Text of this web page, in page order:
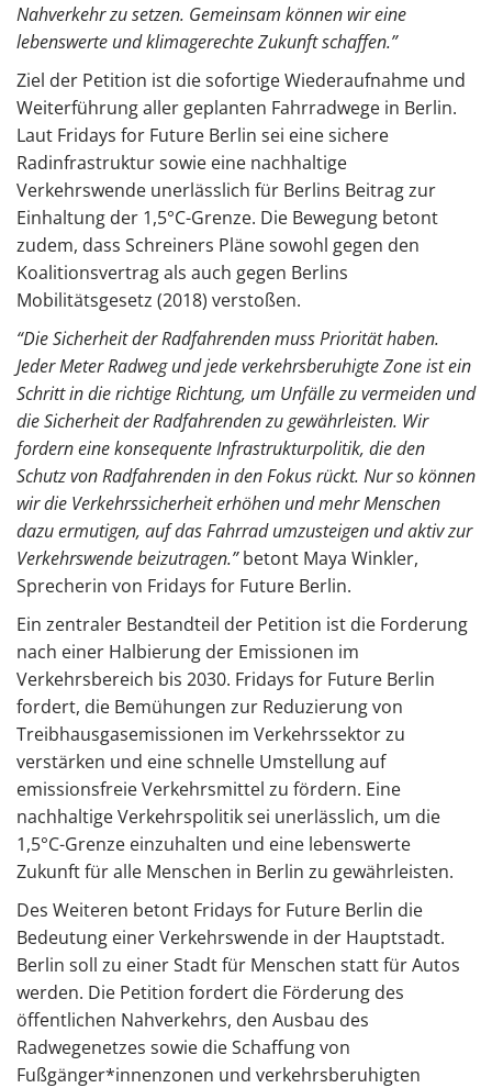
Nahverkehr zu setzen. Gemeinsam können wir eine
lebenswerte und klimagerechte Zukunft schaffen.”
Ziel der Petition ist die sofortige Wiederaufnahme und
Weiterführung aller geplanten Fahrradwege in Berlin.
Laut Fridays for Future Berlin sei eine sichere
Radinfrastruktur sowie eine nachhaltige
Verkehrswende unerlässlich für Berlins Beitrag zur
Einhaltung der 1,5°C-Grenze. Die Bewegung betont
zudem, dass Schreiners Pläne sowohl gegen den
Koalitionsvertrag als auch gegen Berlins
Mobilitätsgesetz (2018) verstoßen.
“Die Sicherheit der Radfahrenden muss Priorität haben.
Jeder Meter Radweg und jede verkehrsberuhigte Zone ist ein
Schritt in die richtige Richtung, um Unfälle zu vermeiden und
die Sicherheit der Radfahrenden zu gewährleisten. Wir
fordern eine konsequente Infrastrukturpolitik, die den
Schutz von Radfahrenden in den Fokus rückt. Nur so können
wir die Verkehrssicherheit erhöhen und mehr Menschen
dazu ermutigen, auf das Fahrrad umzusteigen und aktiv zur
Verkehrswende beizutragen.”betont Maya Winkler,
Sprecherin von Fridays for Future Berlin.
Ein zentraler Bestandteil der Petition ist die Forderung
nach einer Halbierung der Emissionen im
Verkehrsbereich bis 2030. Fridays for Future Berlin
fordert, die Bemühungen zur Reduzierung von
Treibhausgasemissionen im Verkehrssektor zu
verstärken und eine schnelle Umstellung auf
emissionsfreie Verkehrsmittel zu fördern. Eine
nachhaltige Verkehrspolitik sei unerlässlich, um die
1,5°C-Grenze einzuhalten und eine lebenswerte
Zukunft für alle Menschen in Berlin zu gewährleisten.
Des Weiteren betont Fridays for Future Berlin die
Bedeutung einer Verkehrswende in der Hauptstadt.
Berlin soll zu einer Stadt für Menschen statt für Autos
werden. Die Petition fordert die Förderung des
öffentlichen Nahverkehrs, den Ausbau des
Radwegenetzes sowie die Schaffung von
Fußgänger*innenzonen und verkehrsberuhigten